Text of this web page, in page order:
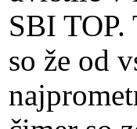
SBI TOP.
so že od